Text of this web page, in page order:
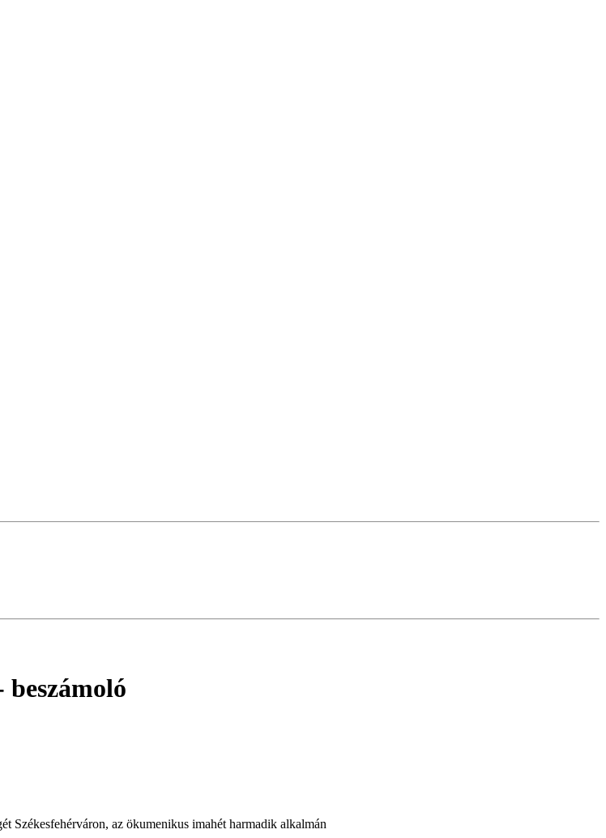
beszámoló
Székesfehérváron, az ökumenikus imahét harmadik alkalmán